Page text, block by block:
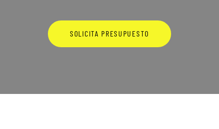
SOLICITA PRESUPUESTO